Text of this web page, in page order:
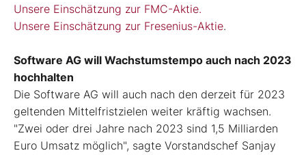
Unsere Einschätzung zur FMC-Aktie.
Unsere Einschätzung zur Fresenius-Aktie.
Software AG will Wachstumstempo auch nach 2023
hochhalten
Die Software AG will auch nach den derzeit für 2023
geltenden Mittelfristzielen weiter kräftig wachsen.
"Zwei oder drei Jahre nach 2023 sind 1,5 Milliarden
Euro Umsatz möglich", sagte Vorstandschef Sanjay